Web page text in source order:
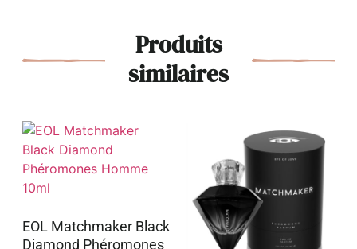
Produits
similaires
EOL Matchmaker Black
Diamond Phéromones